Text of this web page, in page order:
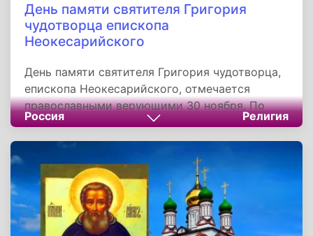
День памяти святителя Григория
чудотворца епископа
Неокесарийского
День памяти святителя Григория чудотворца,
епископа Неокесарийского, отмечается
православными верующими 30 ноября. По
старому стилю этот праздник приходится на
17 ноября. Святитель Григорий родился в
городе Неокесарии в языческой семье.
Получив прекрасное образование, он с
юности стремился к Истине, но мыслители
древности не могли утолить его жажды
познания. Истина открылась ему лишь в
Россия Религия